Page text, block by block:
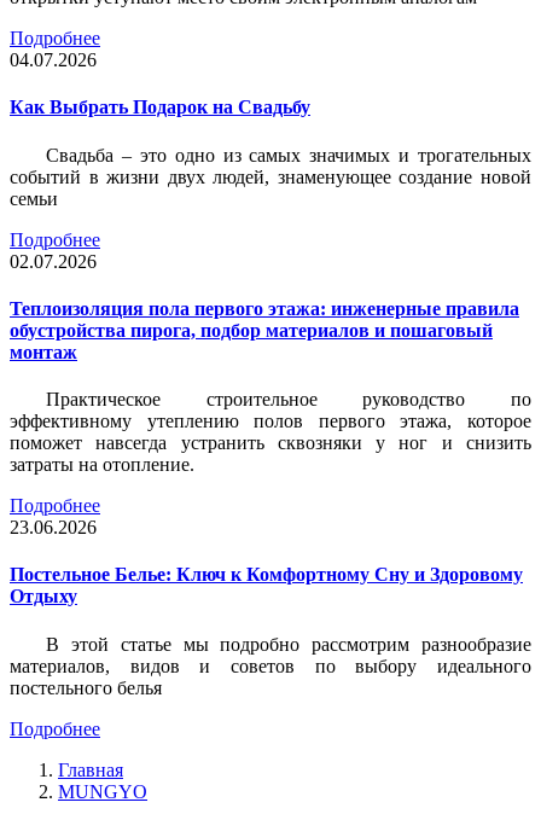
Подробнее
04.07.2026
Как Выбрать Подарок на Свадьбу
Свадьба – это одно из самых значимых и трогательных
событий в жизни двух людей, знаменующее создание новой
семьи
Подробнее
02.07.2026
Теплоизоляция пола первого этажа: инженерные правила
обустройства пирога, подбор материалов и пошаговый
монтаж
Практическое строительное руководство по
эффективному утеплению полов первого этажа, которое
поможет навсегда устранить сквозняки у ног и снизить
затраты на отопление.
Подробнее
23.06.2026
Постельное Белье: Ключ к Комфортному Сну и Здоровому
Отдыху
В этой статье мы подробно рассмотрим разнообразие
материалов, видов и советов по выбору идеального
постельного белья
Подробнее
Главная
MUNGYO